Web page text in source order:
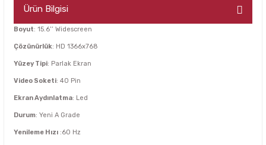
Ürün Bilgisi
Boyut: 15.6’’ Widescreen
Çözünürlük: HD 1366x768
Yüzey Tipi: Parlak Ekran
Video Soketi: 40 Pin
Ekran Aydınlatma: Led
Durum: Yeni A Grade
Yenileme Hızı :60 Hz